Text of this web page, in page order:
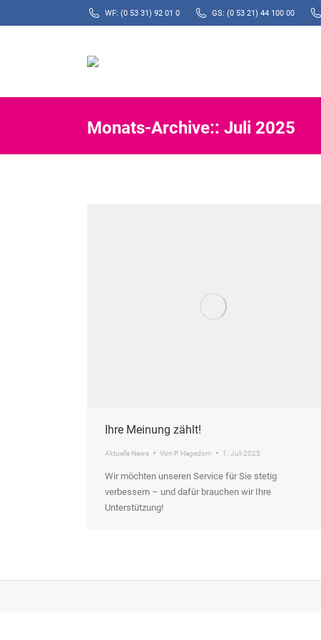
WF: (0 53 31) 92 01 0 GS: (0 53 21) 44 100 00
Monats-Archive:: Juli 2025
Ihre Meinung zählt!
Aktuelle News Von P. Hagedorn 1. Juli 2025
Wir möchten unseren Service für Sie stetig
verbessern – und dafür brauchen wir Ihre
Unterstützung!